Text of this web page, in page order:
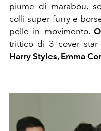
piume di marabou,
colli super furry e
pelle in movimento.
trittico di 3 cover star
Harry Styles, Emma